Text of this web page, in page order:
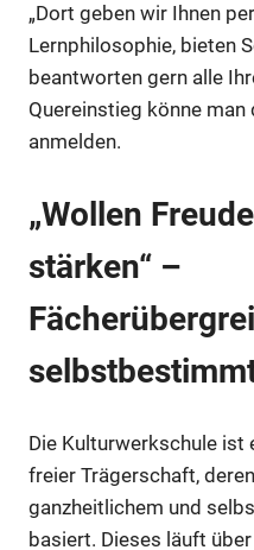
„Dort geben wir Ihnen
Lernphilosophie, bieten
beantworten gern alle
Quereinstieg könne
anmelden.
„Wollen
stärken“ –
Die Kulturwerkschule ist
freier Trägerschaft,
ganzheitlichem und
basiert. Dieses läuft